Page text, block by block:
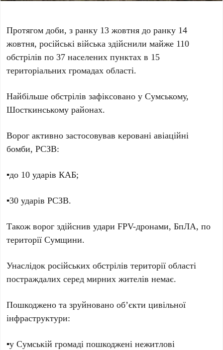
Протягом доби, з ранку 13 жовтня до ранку 14
жовтня, російські війська здійснили майже 110
обстрілів по 37 населених пунктах в 15
територіальних громадах області.
Найбільше обстрілів зафіксовано у Сумському,
Шосткинському районах.
Ворог активно застосовував керовані авіаційні
бомби, РСЗВ:
▪️до 10 ударів КАБ;
▪️30 ударів РСЗВ.
Також ворог здійснив удари FPV-дронами, БпЛА, по
території Сумщини.
Унаслідок російських обстрілів території області
постраждалих серед мирних жителів немає.
Пошкоджено та зруйновано об’єкти цивільної
інфраструктури:
▪️у Сумській громаді пошкоджені нежитлові